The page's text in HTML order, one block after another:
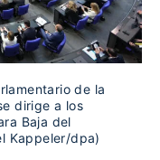
de la
dirige a los
Baja del
Kappeler/dpa)